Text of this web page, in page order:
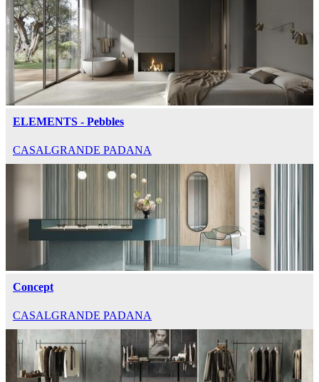
ELEMENTS - Pebbles
CASALGRANDE PADANA
Concept
CASALGRANDE PADANA